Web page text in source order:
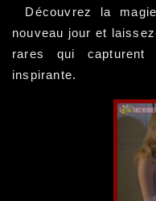
Découvrez la
nouveau jour et
rares qui capturent
inspirante.